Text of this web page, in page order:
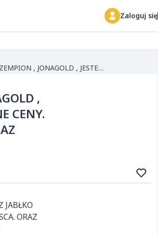
Zaloguj się
KUPIĘ JABŁKO NA PRZECIERY : GOLDEN , CZEMPION , JONAGOLD , JESTER , ELSTAR ORAZ JABŁKO PRZEMYSŁOWE . ATRAKCYJNE CENY. PŁATNOŚĆ GOT. LUB PRZELEW. ODBIERAMY Z MIEJSCA. ORAZ SPRZEDAM TYCZKI BAMBUSOWE , S...
,
CENY.
JABŁKO
ORAZ